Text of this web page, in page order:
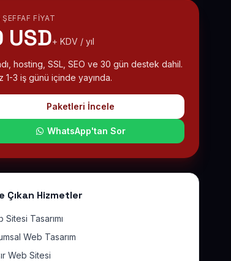
FIYAT
USD+ KDV / yıl
hosting, SSL, SEO ve 30 gün destek dahil.
1-3 iş günü içinde yayında.
Paketleri İncele
WhatsApp'tan Sor
Çıkan Hizmetler
Sitesi Tasarımı
Web Tasarım
Web Sitesi